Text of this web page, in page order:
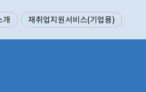
개 재취업지원서비스(기업용)